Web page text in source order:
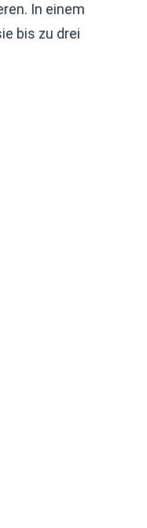
In einem
bis zu drei